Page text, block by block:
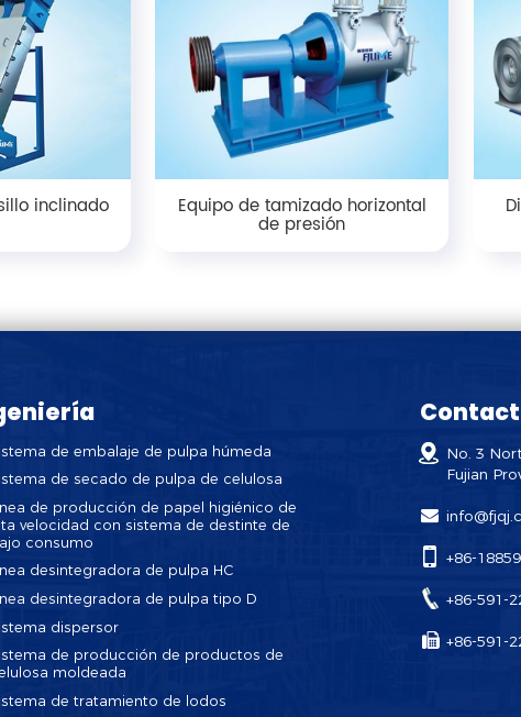
inclinado Equipo de tamizado horizontal
de presión
de embalaje de pulpa húmeda
de secado de pulpa de celulosa
de producción de papel higiénico de
velocidad con sistema de destinte de
consumo
desintegradora de pulpa HC
desintegradora de pulpa tipo D
dispersor
de producción de productos de
moldeada
de tratamiento de lodos
No. 3
Fujian
+86-
+86-591-
+86-591-